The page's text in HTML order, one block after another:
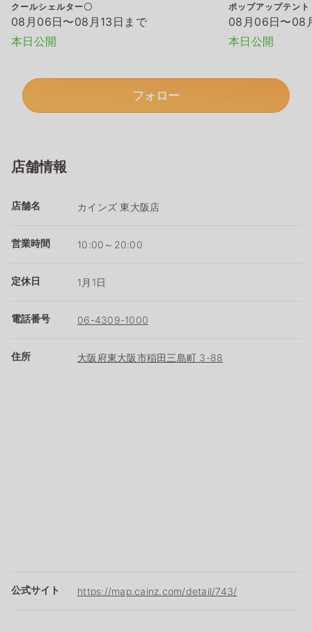
クールシェルター〇
08月06日〜08月13日まで
本日公開
ポップアップテント
08月06日〜08
本日公開
フォロー
店舗情報
店舗名 カインズ 東大阪店
営業時間 10:00～20:00
定休日 1月1日
電話番号 06-4309-1000
住所 大阪府東大阪市稲田三島町 3-88
公式サイト https://map.cainz.com/detail/743/